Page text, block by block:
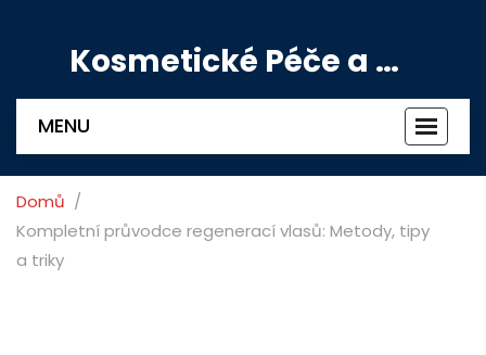
Kosmetické Péče a Výživové Doplňky
MENU
Domů
Kompletní průvodce regenerací vlasů: Metody, tipy
a triky